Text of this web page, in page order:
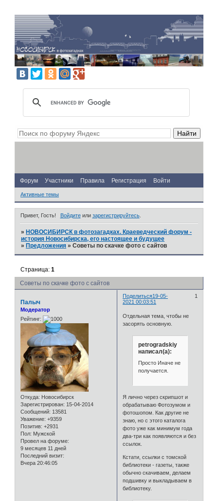
Форум Участники Правила Регистрация Войти
Активные темы
Привет, Гость! Войдитеили зарегистрируйтесь.
» НОВОСИБИРСК в фотозагадках. Краеведческий форум -
история Новосибирска, его настоящее и будущее
» Предложения »Советы по скачке фото с сайтов
Советы по скачке фото с сайтов
Страница:1
Поделиться 1
19-05-
2021 00:03:51
Палыч
Модератор
Рейтинг:
Откуда: Новосибирск
Зарегистрирован: 15-04-2014
Сообщений: 13581
Уважение: +9359
Позитив: +2931
Пол: Мужской
Провел на форуме:
9 месяцев 11 дней
Последний визит:
Вчера 20:46:05
Отдельная тема, чтобы не
засорять основную.
petrogradskiy
написал(а):
Просто Иначе не
получается.
Я лично через скрипшот и
обрабатываю Фотозумом и
фотошопом. Как другие не
знаю, но с этого каталога
фото уже как минимум года
два-три как появляются и без
ссылок.
Кстати, ссылки с томской
библиотеки - газеты, также
обычно скачиваем, делаем
подшивку и выкладываем в
библиотеку.